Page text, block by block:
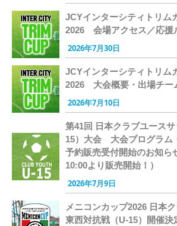
JCYインターシティトリム
2026 会場アクセス／応援
2026年7月30日
JCYインターシティトリム
2026 大会概要・出場チー
2026年7月10日
第41回 日本クラブユース
15）大会 大会プログラム
予約販売受付開始のお知ら
10:00より販売開始！）
2026年7月9日
メニコンカップ2026 日本
東西対抗戦（U-15）開催決